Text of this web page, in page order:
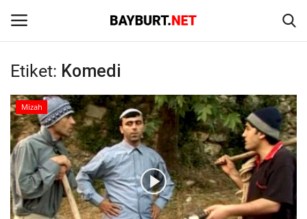
Giriş
Anasayfa
İletişim
Bayburt
Etiket: Komedi
Mizah